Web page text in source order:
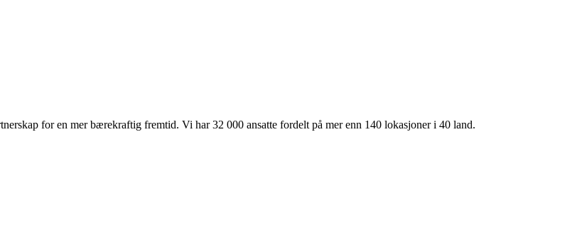
for en mer bærekraftig fremtid. Vi har 32 000 ansatte fordelt på mer enn 140 lokasjoner i 40 land.